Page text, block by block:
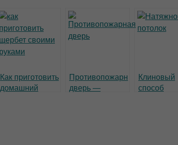
Как приготовить
домашний
Противопожарная
дверь —
Клиновый
способ